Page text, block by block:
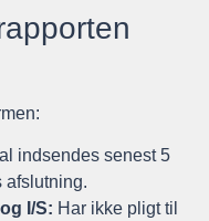
indsendes senest 5
afslutning.
I/S: Har ikke pligt til